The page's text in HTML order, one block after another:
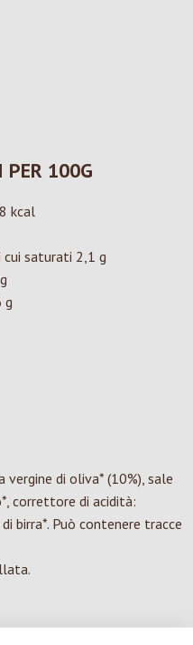
PER 100G
kcal
saturati 2,1 g
g
vergine di oliva* (10%), sale
correttore di acidità:
birra*. Può contenere tracce